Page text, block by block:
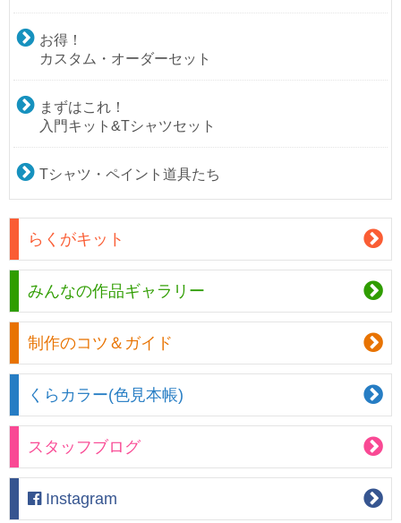
お得！
カスタム・オーダーセット
まずはこれ！
入門キット&Tシャツセット
Tシャツ・ペイント道具たち
らくがキット
みんなの作品ギャラリー
制作のコツ＆ガイド
くらカラー(色見本帳)
スタッフブログ
Instagram